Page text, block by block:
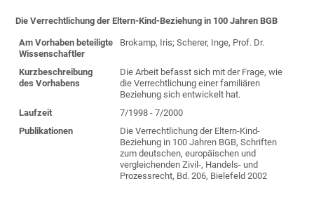
Die Verrechtlichung der Eltern-Kind-Beziehung in 100 Jahren BGB
Am Vorhaben beteiligte
Wissenschaftler
Brokamp, Iris; Scherer, Inge, Prof. Dr.
Kurzbeschreibung
des Vorhabens
Die Arbeit befasst sich mit der Frage, wie
die Verrechtlichung einer familiären
Beziehung sich entwickelt hat.
Laufzeit
7/1998 - 7/2000
Publikationen
Die Verrechtlichung der Eltern-Kind-
Beziehung in 100 Jahren BGB, Schriften
zum deutschen, europäischen und
vergleichenden Zivil-, Handels- und
Prozessrecht, Bd. 206, Bielefeld 2002